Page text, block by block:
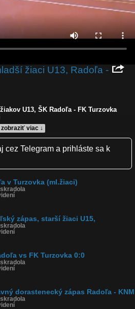
žiaci U13, Radoľa -
zobraziť viac ↓
U13, ŠK Radoľa - FK Turzovka
ml.žiaci, u13
cez Telegram a prihláste sa k
v Turzovka (ml.žiaci)
zápas, starší žiaci U15,
vs FK Turzovka 0:0
dorastenecký zápas Radoľa - KNM